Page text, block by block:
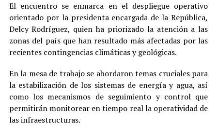
El encuentro se enmarca en el despliegue operativo
orientado por la presidenta encargada de la República,
Delcy Rodríguez, quien ha priorizado la atención a las
zonas del país que han resultado más afectadas por las
recientes contingencias climáticas y geológicas.
En la mesa de trabajo se abordaron temas cruciales para
la estabilización de los sistemas de energía y agua, así
como los mecanismos de seguimiento y control que
permitirán monitorear en tiempo real la operatividad de
las infraestructuras.